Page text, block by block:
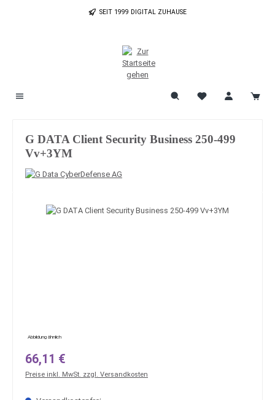
Zum Hauptinhalt springen SEIT 1999 DIGITAL ZUHAUSE
G DATA Client Security Business 250-499
Vv+3YM
Bildergalerie überspringen
Abbildung ähnlich
Regulärer Preis:
66,11 €
Preise inkl. MwSt. zzgl. Versandkosten